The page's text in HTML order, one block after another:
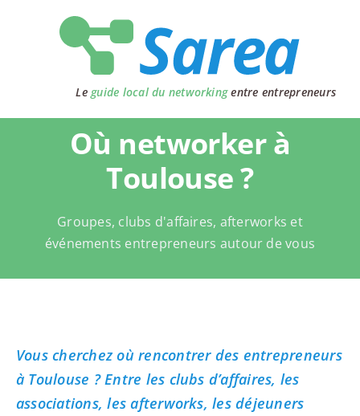
Le guide local du networkingentre entrepreneurs
Où networker à
Toulouse ?
Groupes, clubs d'affaires, afterworks et
événements entrepreneurs autour de vous
Vous cherchez où rencontrer des entrepreneurs
à Toulouse ? Entre les clubs d’affaires, les
associations, les afterworks, les déjeuners